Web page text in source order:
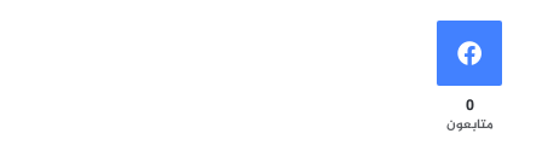
0
متابعون